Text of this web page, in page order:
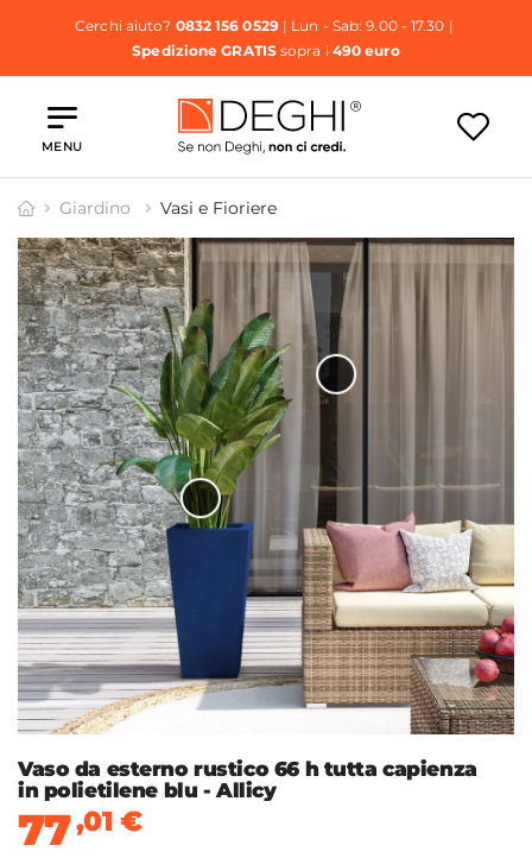
Cerchi aiuto? 0832 156 0529| Lun - Sab: 9.00 - 17.30 |
Spedizione GRATISsopra i 490 euro
MENU
Giardino Vasi e Fioriere
Vaso da esterno rustico 66 h tutta capienza
in polietilene blu - Allicy
77,01 €